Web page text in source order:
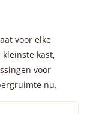
voor elke
kast,
voor
nu.